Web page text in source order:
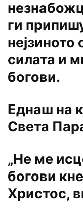
ги
силата и
богови.
Еднаш на
Света
„Не ме
богови
Христос,